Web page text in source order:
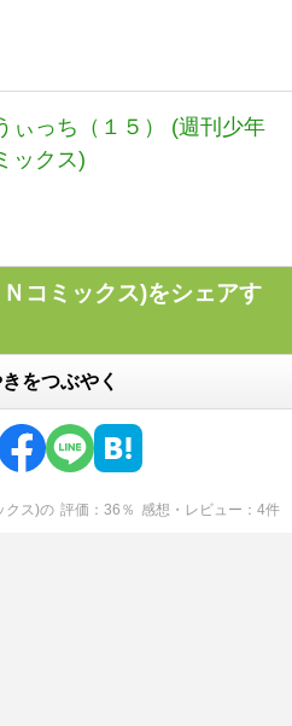
ぃっち（１５） (週刊少年
ックス)
コミックス)をシェアす
をつぶやく
クス)の 評価 36 ％ 感想・レビュー 4件